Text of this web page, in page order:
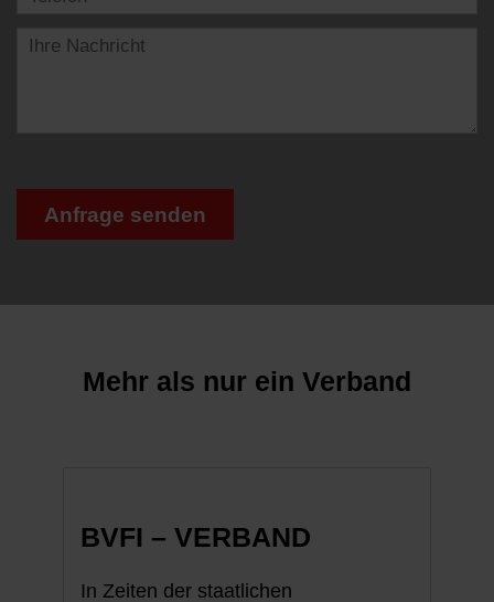
Anfrage senden
Mehr als nur ein Verband
BVFI – VERBAND
In Zeiten der staatlichen